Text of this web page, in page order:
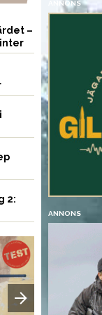
–
2:
ANNONS
ANNONS